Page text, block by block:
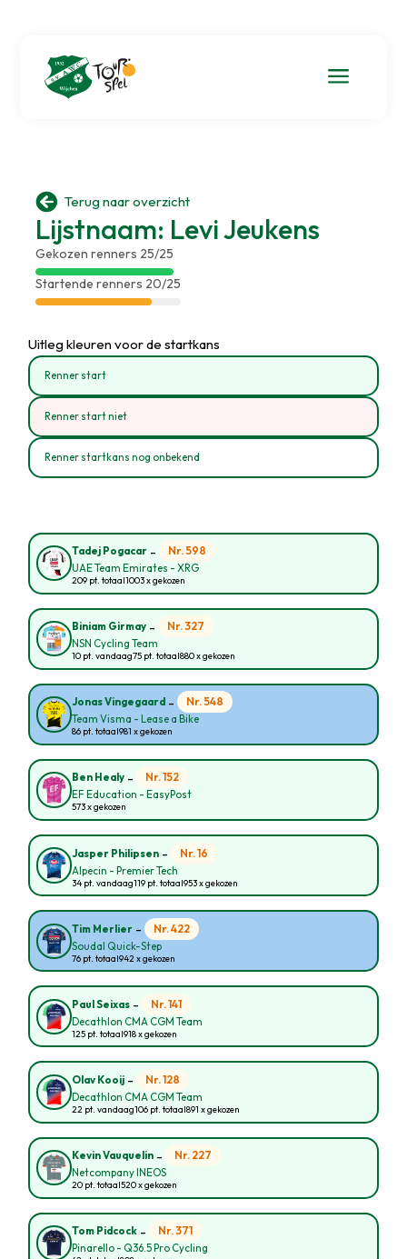
a
 Terug naar overzicht
Lijstnaam: Levi Jeukens
Gekozen renners 25/25
Startende renners 20/25
Uitleg kleuren voor de startkans
Renner start
Renner start niet
Renner startkans nog onbekend
Tadej Pogacar - Nr. 598
UAE Team Emirates - XRG
209 pt. totaal1003 x gekozen
Biniam Girmay - Nr. 327
NSN Cycling Team
10 pt. vandaag75 pt. totaal880 x gekozen
Jonas Vingegaard - Nr. 548
Team Visma - Lease a Bike
86 pt. totaal981 x gekozen
Ben Healy - Nr. 152
EF Education - EasyPost
573 x gekozen
Jasper Philipsen - Nr. 16
Alpecin - Premier Tech
34 pt. vandaag119 pt. totaal953 x gekozen
Tim Merlier - Nr. 422
Soudal Quick-Step
76 pt. totaal942 x gekozen
Paul Seixas - Nr. 141
Decathlon CMA CGM Team
125 pt. totaal918 x gekozen
Olav Kooij - Nr. 128
Decathlon CMA CGM Team
22 pt. vandaag106 pt. totaal891 x gekozen
Kevin Vauquelin - Nr. 227
Netcompany INEOS
20 pt. totaal520 x gekozen
Tom Pidcock - Nr. 371
Pinarello - Q36.5 Pro Cycling